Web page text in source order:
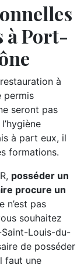
à Port-
à
permis
seront pas
à part eux, il
formations.
posséder un
procure un
n’est pas
souhaitez
Louis-du-
de posséder
faut une